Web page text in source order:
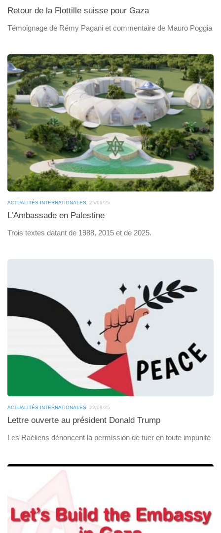
Retour de la Flottille suisse pour Gaza
Témoignage de Rémy Pagani et commentaire de Mauro Poggia
ACTUALITÉS INTERNATIONALES 25/09/25
L’Ambassade en Palestine
Trois textes datant de 1988, 2015 et de 2025.
ACTUALITÉS INTERNATIONALES 22/09/25
Lettre ouverte au président Donald Trump
Les Raéliens dénoncent la permission de tuer en toute impunité